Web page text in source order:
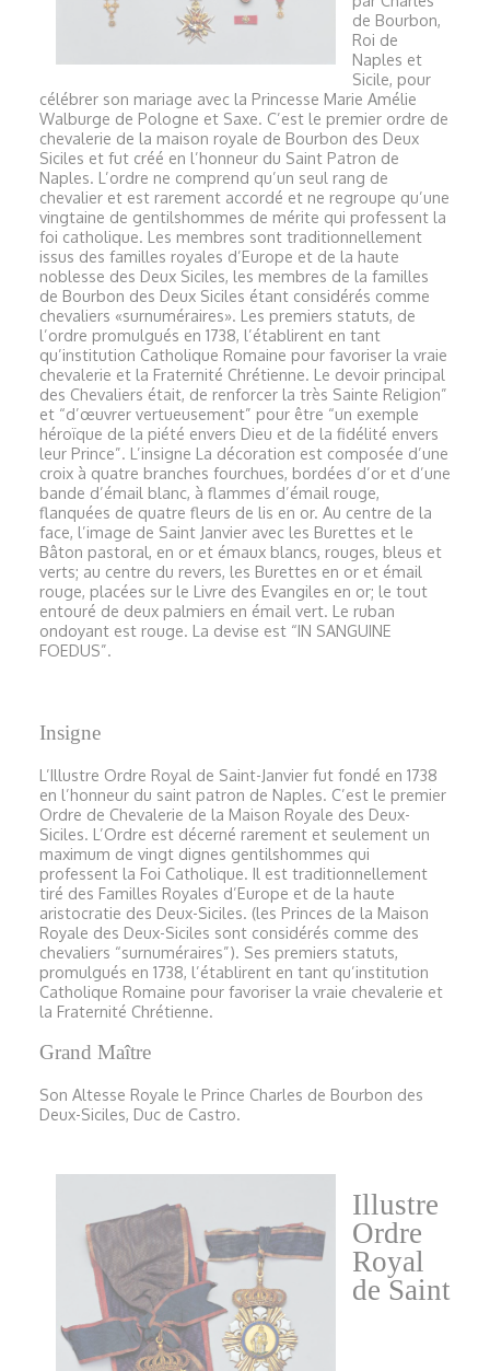
de Bourbon,
Roi de
Naples et
Sicile, pour
célébrer son mariage avec la Princesse Marie Amélie
Walburge de Pologne et Saxe. C’est le premier ordre de
chevalerie de la maison royale de Bourbon des Deux
Siciles et fut créé en l’honneur du Saint Patron de
Naples. L’ordre ne comprend qu’un seul rang de
chevalier et est rarement accordé et ne regroupe qu’une
vingtaine de gentilshommes de mérite qui professent la
foi catholique. Les membres sont traditionnellement
issus des familles royales d’Europe et de la haute
noblesse des Deux Siciles, les membres de la familles
de Bourbon des Deux Siciles étant considérés comme
chevaliers «surnuméraires». Les premiers statuts, de
l’ordre promulgués en 1738, l’établirent en tant
qu’institution Catholique Romaine pour favoriser la vraie
chevalerie et la Fraternité Chrétienne. Le devoir principal
des Chevaliers était, de renforcer la très Sainte Religion”
et “d’œuvrer vertueusement” pour être “un exemple
héroïque de la piété envers Dieu et de la fidélité envers
leur Prince”. L’insigne La décoration est composée d’une
croix à quatre branches fourchues, bordées d’or et d’une
bande d’émail blanc, à flammes d’émail rouge,
flanquées de quatre fleurs de lis en or. Au centre de la
face, l’image de Saint Janvier avec les Burettes et le
Bâton pastoral, en or et émaux blancs, rouges, bleus et
verts; au centre du revers, les Burettes en or et émail
rouge, placées sur le Livre des Evangiles en or; le tout
entouré de deux palmiers en émail vert. Le ruban
ondoyant est rouge. La devise est “IN SANGUINE
FOEDUS”.
Insigne
L’Illustre Ordre Royal de Saint-Janvier fut fondé en 1738
en l’honneur du saint patron de Naples. C’est le premier
Ordre de Chevalerie de la Maison Royale des Deux-
Siciles. L’Ordre est décerné rarement et seulement un
maximum de vingt dignes gentilshommes qui
professent la Foi Catholique. Il est traditionnellement
tiré des Familles Royales d’Europe et de la haute
aristocratie des Deux-Siciles. (les Princes de la Maison
Royale des Deux-Siciles sont considérés comme des
chevaliers “surnuméraires”). Ses premiers statuts,
promulgués en 1738, l’établirent en tant qu’institution
Catholique Romaine pour favoriser la vraie chevalerie et
la Fraternité Chrétienne.
Grand Maître
Son Altesse Royale le Prince Charles de Bourbon des
Deux-Siciles, Duc de Castro.
Illustre
Ordre
Royal
de Saint